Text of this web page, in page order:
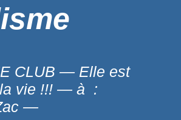
CLUB — Elle est
vie !!! — à :
—